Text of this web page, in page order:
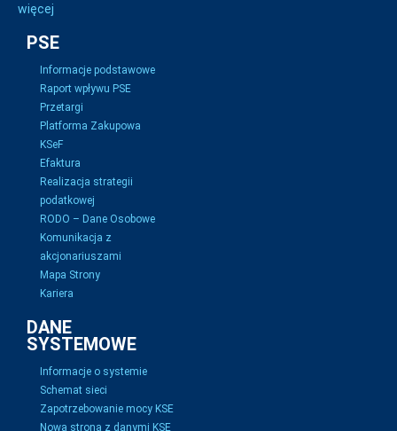
więcej
PSE
Informacje podstawowe
Raport wpływu PSE
Przetargi
Platforma Zakupowa
KSeF
Efaktura
Realizacja strategii
podatkowej
RODO – Dane Osobowe
Komunikacja z
akcjonariuszami
Mapa Strony
Kariera
DANE
SYSTEMOWE
Informacje o systemie
Schemat sieci
Zapotrzebowanie mocy KSE
Nowa strona z danymi KSE